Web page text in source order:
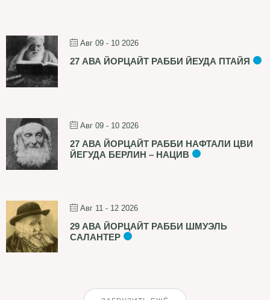
Авг 09 - 10 2026
27 АВА ЙОРЦАЙТ РАББИ ЙЕУДА ПТАЙЯ
Авг 09 - 10 2026
27 АВА ЙОРЦАЙТ РАББИ НАФТАЛИ ЦВИ
ЙЕГУДА БЕРЛИН – НАЦИВ
Авг 11 - 12 2026
29 АВА ЙОРЦАЙТ РАББИ ШМУЭЛЬ
САЛАНТЕР